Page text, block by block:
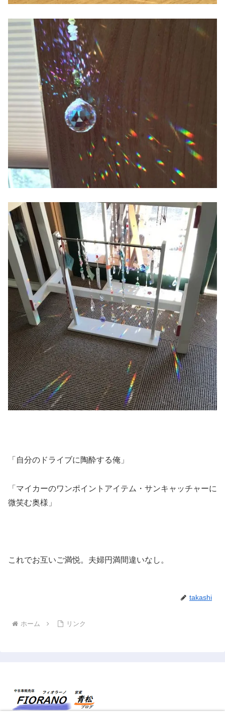
「自分のドライブに陶酔する俺」
「マイカーのワンポイントアイテム・サンキャッチャーに
微笑む奥様」
これでお互いご満悦。夫婦円満間違いなし。
takashi
ホーム リンク